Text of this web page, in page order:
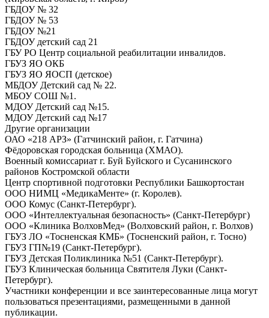
ГБДОУ № 32
ГБДОУ № 53
ГБДОУ №21
ГБДОУ детский сад 21
ГБУ РО Центр социальной реабилитации инвалидов.
ГБУЗ ЯО ОКБ
ГБУЗ ЯО ЯОСП (детское)
МБДОУ Детский сад № 22.
МБОУ СОШ №1.
МДОУ Детский сад №15.
МДОУ Детский сад №17
Другие организации
ОАО «218 АРЗ» (Гатчинский район, г. Гатчина)
Фёдоровская городская больница (ХМАО).
Военный комиссариат г. Буй Буйского и Сусанинского
районов Костромской области
Центр спортивной подготовки Республики Башкортостан
ООО НИМЦ «МедикаМенте» (г. Королев).
ООО Комус (Санкт-Петербург).
ООО «Интеллектуальная безопасность» (Санкт-Петербург)
ООО «Клиника ВолховМед» (Волховский район, г. Волхов)
ГБУЗ ЛО «Тосненская КМБ» (Тосненский район, г. Тосно)
ГБУЗ ГП№19 (Санкт-Петербург).
ГБУЗ Детская Поликлиника №51 (Санкт-Петербург).
ГБУЗ Клиническая больница Святителя Луки (Санкт-
Петербург).
Участники конференции и все заинтересованные лица могут
пользоваться презентациями, размещенными в данной
публикации.